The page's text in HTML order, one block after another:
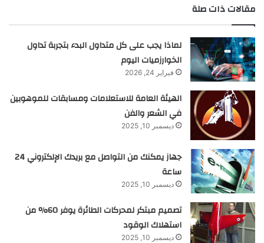
مقالات ذات صلة
لماذا يجب على كل متداول البدء بتجربة تداول
الخوارزميات اليوم
فبراير 24, 2026
الهيئة العامة للاستعلامات ومسابقات للموهوبين
في الشعر والفن
ديسمبر 10, 2025
جهاز يمكنك من التواصل مع بريدك الإلكتروني 24
ساعة
ديسمبر 10, 2025
تصميم مبتكر لمحركات الطائرة يوفر 60% من
استهلاك الوقود
ديسمبر 10, 2025